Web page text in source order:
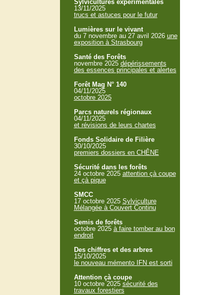
Sylvicultures expérimentales
13/11/2025
trucs et astuces pour le futur
Lumières sur le vivant
du 7 novembre au 27 avril 2026 une
exposition à Strasbourg
Santé des Forêts
novembre 2025 dépérissements
des essences principales et alertes
Forêt Mag N° 140
04/11/2025
octobre 2025
Parcs naturels régionaux
04/11/2025
et révisions de leurs chartes
Fonds Solidaire de Filière
30/10/2025
premiers dossiers en CHÊNE
Sécurité dans les forêts
24 octobre 2025 attention çà coupe
et çà pique
SMCC
17 octobre 2025 Sylviculture
Mélangée à Couvert Continu
Semis de forêts
octobre 2025 à faire tomber au bon
endroit
Des chiffres et des arbres
15/10/2025
le nouveau mémento IFN est sorti
Attention çà coupe
10 octobre 2025 sécurité des
travaux forestiers